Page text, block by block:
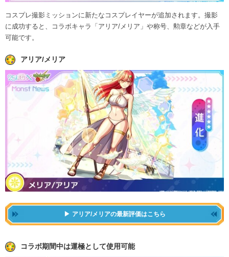
コスプレ撮影ミッションに新たなコスプレイヤーが追加されます。撮影
に成功すると、コラボキャラ「アリア/メリア」や称号、勲章などが入手
可能です。
アリア/メリア
アリア/メリアの最新評価はこちら
コラボ期間中は運極として使用可能